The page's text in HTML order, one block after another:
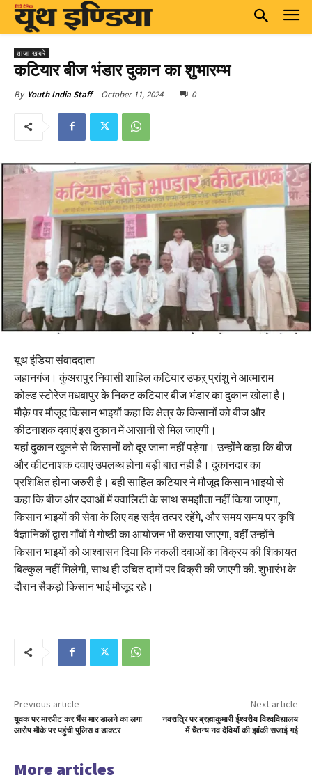
ताज़ा खबरें
कटियार बीज भंडार दुकान का शुभारम्भ
By Youth India Staff October 11, 2024 0
यूथ इंडिया संवाददाता
जहानगंज। कुंअरापुर निवासी शाहिल कटियार उफऱ् प्रांशु ने आत्माराम
कोल्ड स्टोरेज मधबापुर के निकट कटियार बीज भंडार का दुकान खोला है।
मौक़े पर मौजूद किसान भाइयों कहा कि क्षेत्र के किसानों को बीज और
कीटनाशक दवाएं इस दुकान में आसानी से मिल जाएगी।
यहां दुकान खुलने से किसानों को दूर जाना नहीं पड़ेगा। उन्होंने कहा कि बीज
और कीटनाशक दवाएं उपलब्ध होना बड़ी बात नहीं है। दुकानदार का
प्रशिक्षित होना जरुरी है। बही साहिल कटियार ने मौजूद किसान भाइयो से
कहा कि बीज और दवाओं में क्वालिटी के साथ समझौता नहीं किया जाएगा,
किसान भाइयों की सेवा के लिए वह सदैव तत्पर रहेंगे, और समय समय पर कृषि
वैज्ञानिकों द्वारा गाँवों मे गोष्ठी का आयोजन भी कराया जाएगा, वहीं उन्होंने
किसान भाइयों को आश्वासन दिया कि नकली दवाओं का विक्रय की शिकायत
बिल्कुल नहीं मिलेगी, साथ ही उचित दामों पर बिक्री की जाएगी की. शुभारंभ के
दौरान सैकड़ो किसान भाई मौजूद रहे।
Previous article
युवक पर मारपीट कर भैंस मार डालने का लगा
आरोप मौके पर पहुंची पुलिस व डाक्टर
Next article
नवरात्रि पर ब्रह्माकुमारी ईश्वरीय विश्वविद्यालय
में चैतन्य नव देवियों की झांकी सजाई गई
More articles